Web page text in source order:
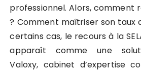
professionnel. Alors, comment
? Comment maîtriser son taux
certains cas, le recours à la
apparaît comme une
Valoxy, cabinet d’expertise